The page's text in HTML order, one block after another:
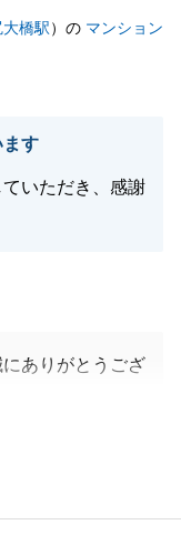
橋駅）の マンション
す
いただき、感謝
ありがとうござ
なれればと思い
せ。